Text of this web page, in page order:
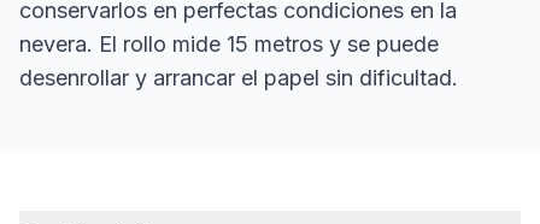
conservarlos en perfectas condiciones en la
nevera. El rollo mide 15 metros y se puede
desenrollar y arrancar el papel sin dificultad.